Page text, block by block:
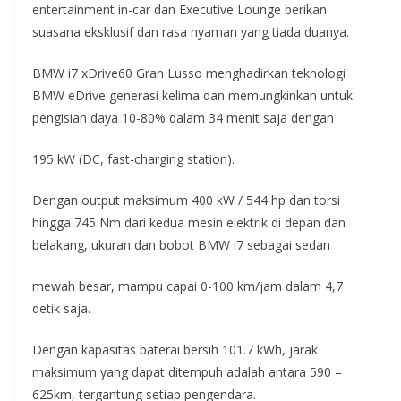
entertainment in-car dan Executive Lounge berikan
suasana eksklusif dan rasa nyaman yang tiada duanya.
BMW i7 xDrive60 Gran Lusso menghadirkan teknologi
BMW eDrive generasi kelima dan memungkinkan untuk
pengisian daya 10-80% dalam 34 menit saja dengan
195 kW (DC, fast-charging station).
Dengan output maksimum 400 kW / 544 hp dan torsi
hingga 745 Nm dari kedua mesin elektrik di depan dan
belakang, ukuran dan bobot BMW i7 sebagai sedan
mewah besar, mampu capai 0-100 km/jam dalam 4,7
detik saja.
Dengan kapasitas baterai bersih 101.7 kWh, jarak
maksimum yang dapat ditempuh adalah antara 590 –
625km, tergantung setiap pengendara.